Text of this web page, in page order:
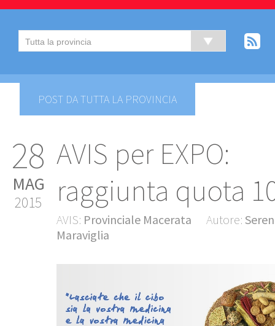
POST DA TUTTA LA PROVINCIA
28
MAG
2015
AVIS per EXPO:
raggiunta quota
AVIS: Provinciale Macerata Autore:
Maraviglia